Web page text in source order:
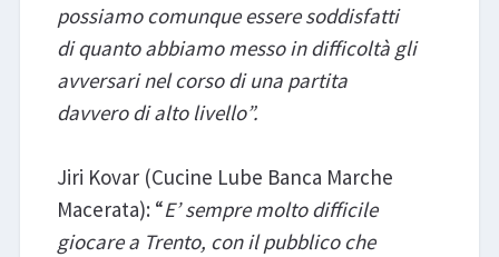
possiamo comunque essere soddisfatti
di quanto abbiamo messo in difficoltà gli
avversari nel corso di una partita
davvero di alto livello”.
Jiri Kovar (Cucine Lube Banca Marche
Macerata): “E’ sempre molto difficile
giocare a Trento, con il pubblico che